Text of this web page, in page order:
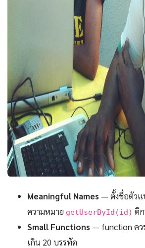
Meaningful Names — ตั้งชื่อตัว
ความหมาย getUserById(id) ดี
Small Functions — function คว
เกิน 20 บรรทัด